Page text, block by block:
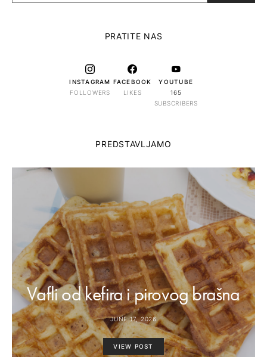
PRATITE NAS
INSTAGRAM
FOLLOWERS
FACEBOOK
LIKES
YOUTUBE
165
SUBSCRIBERS
PREDSTAVLJAMO
Vafli od kefira i pirovog brašna
JUNE 17, 2026
VIEW POST